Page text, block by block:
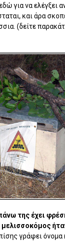
για να ελέγξει
και άρα
(δείτε
της έχει
μελισσοκόμος
γράφει